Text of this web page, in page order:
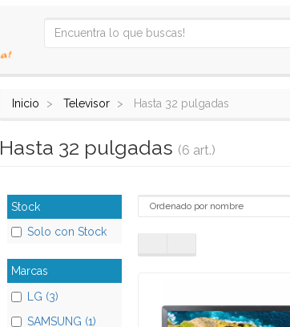
Inicio Televisor Hasta 32 pulgadas
Hasta 32 pulgadas (6 art.)
Stock
Solo con Stock
Marcas
LG (3)
SAMSUNG (1)